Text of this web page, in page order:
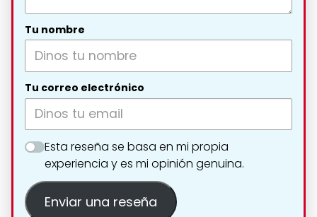
Tu nombre
Tu correo electrónico
Esta reseña se basa en mi propia
experiencia y es mi opinión genuina.
Enviar una reseña